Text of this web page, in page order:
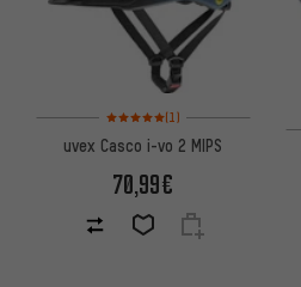
Valoración media: 5 de 5 basada
(1)
uvex Casco i-vo 2 MIPS
70,99€